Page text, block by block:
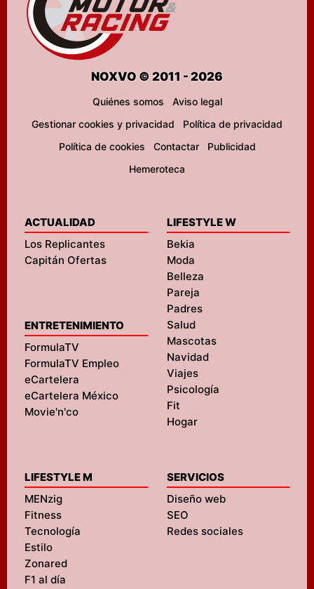
NOXVO © 2011 - 2026
Quiénes somos
Aviso legal
Gestionar cookies y privacidad
Política de privacidad
Política de cookies
Contactar
Publicidad
Hemeroteca
ACTUALIDAD
Los Replicantes
Capitán Ofertas
ENTRETENIMIENTO
FormulaTV
FormulaTV Empleo
eCartelera
eCartelera México
Movie'n'co
LIFESTYLE W
Bekia
Moda
Belleza
Pareja
Padres
Salud
Mascotas
Navidad
Viajes
Psicología
Fit
Hogar
LIFESTYLE M
MENzig
Fitness
Tecnología
Estilo
Zonared
F1 al día
SERVICIOS
Diseño web
SEO
Redes sociales